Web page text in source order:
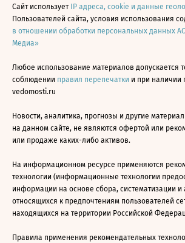
Сайт использует IP адреса, cookie и данные
Пользователей сайта, условия использования
в отношении обработки персональных данных
Медиа»
Любое использование материалов допускается
соблюдении правил перепечатки и при наличии
vedomosti.ru
Новости, аналитика, прогнозы и другие
на данном сайте, не являются офертой или
или продаже каких-либо активов.
На информационном ресурсе применяются
технологии (информационные технологии
информации на основе сбора, систематизации и
относящихся к предпочтениям пользователей
находящихся на территории Российской
Правила применения рекомендательных